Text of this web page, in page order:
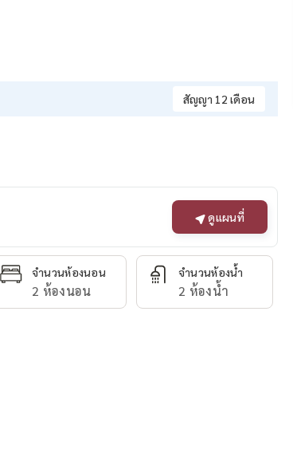
สัญญา 12 เดือน
ดูแผนที่
จำนวนห้องนอน
2 ห้องนอน
จำนวนห้องน้ำ
2 ห้องน้ำ